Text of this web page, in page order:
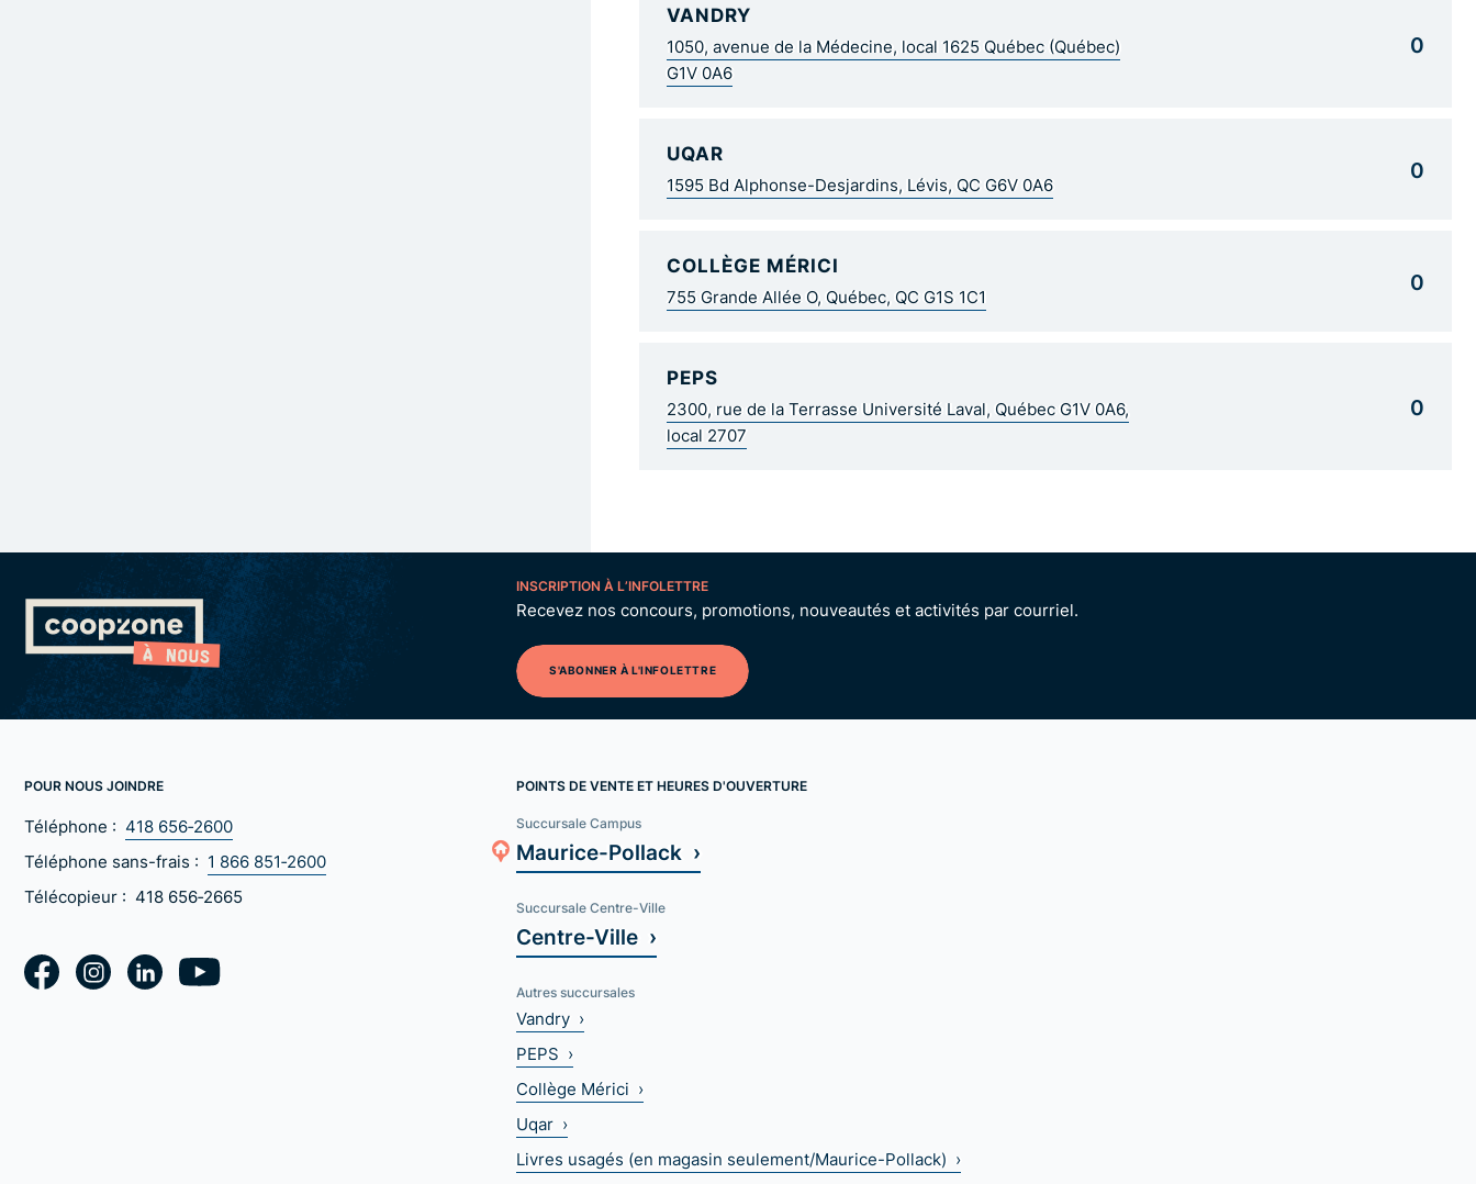
VANDRY
1050, avenue de la Médecine, local 1625 Québec (Québec)
G1V 0A6
0
UQAR
1595 Bd Alphonse-Desjardins, Lévis, QC G6V 0A6
0
COLLÈGE MÉRICI
755 Grande Allée O, Québec, QC G1S 1C1
0
PEPS
2300, rue de la Terrasse Université Laval, Québec G1V 0A6,
local 2707
0
INSCRIPTION À L’INFOLETTRE
Recevez nos concours, promotions, nouveautés et activités par courriel.
S'ABONNER À L'INFOLETTRE
POUR NOUS JOINDRE
Téléphone : 418 656‑2600
Téléphone sans-frais : 1 866 851‑2600
Télécopieur : 418 656‑2665
POINTS DE VENTE ET HEURES D'OUVERTURE
Succursale Campus
Maurice-Pollack ›
Succursale Centre-Ville
Centre-Ville ›
Autres succursales
Vandry ›
PEPS ›
Collège Mérici ›
Uqar ›
Livres usagés (en magasin seulement/Maurice-Pollack) ›